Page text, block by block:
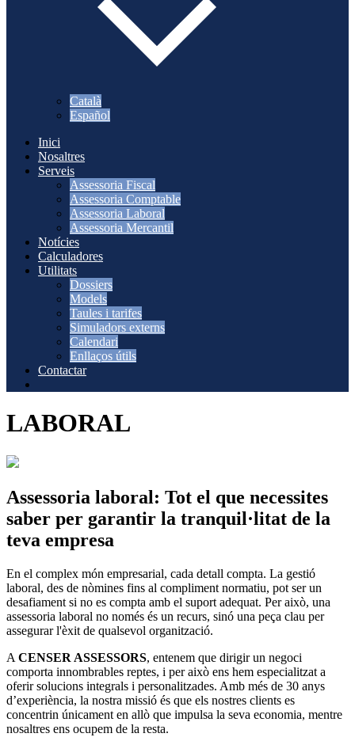
Català
Español
Inici
Nosaltres
Serveis
Assessoria Fiscal
Assessoria Comptable
Assessoria Laboral
Assessoria Mercantil
Notícies
Calculadores
Utilitats
Dossiers
Models
Taules i tarifes
Simuladors externs
Calendari
Enllaços útils
Contactar
LABORAL
Assessoria laboral: Tot el que necessites
saber per garantir la tranquil·litat de la
teva empresa
En el complex món empresarial, cada detall compta. La gestió
laboral, des de nòmines fins al compliment normatiu, pot ser un
desafiament si no es compta amb el suport adequat. Per això, una
assessoria laboral no només és un recurs, sinó una peça clau per
assegurar l'èxit de qualsevol organització.
A CENSER ASSESSORS, entenem que dirigir un negoci
comporta innombrables reptes, i per això ens hem especialitzat a
oferir solucions integrals i personalitzades. Amb més de 30 anys
d’experiència, la nostra missió és que els nostres clients es
concentrin únicament en allò que impulsa la seva economia, mentre
nosaltres ens ocupem de la resta.